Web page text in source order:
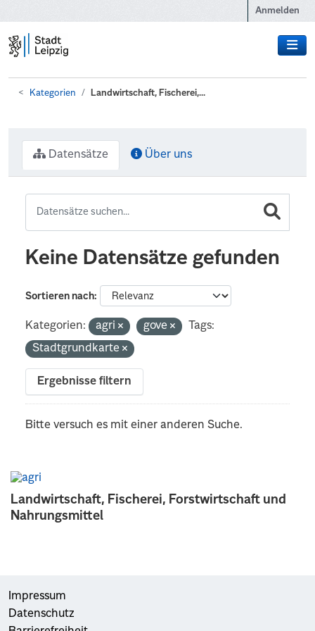
Anmelden
Kategorien Landwirtschaft, Fischerei,...
Landwirtschaft, Fischerei, Forstwirtschaft und
Nahrungsmittel
Datensätze Über uns
Keine Datensätze gefunden
Sortieren nach
Kategorien: agri gove
Tags:
Stadtgrundkarte
Ergebnisse filtern
Bitte versuch es mit einer anderen Suche.
Impressum
Datenschutz